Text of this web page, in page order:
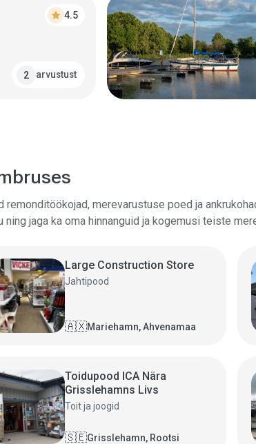
star 4.5
2 arvustust
merevarustuse poed ja
jaga ka oma hinnanguid ja kogemusi teiste
Large Construction Store
Jahtipood
🇦🇽Mariehamn, Ahvenamaa
Toidupood ICA Nära
Grisslehamns Livs
Toit ja joogid
🇸🇪Grisslehamn, Rootsi